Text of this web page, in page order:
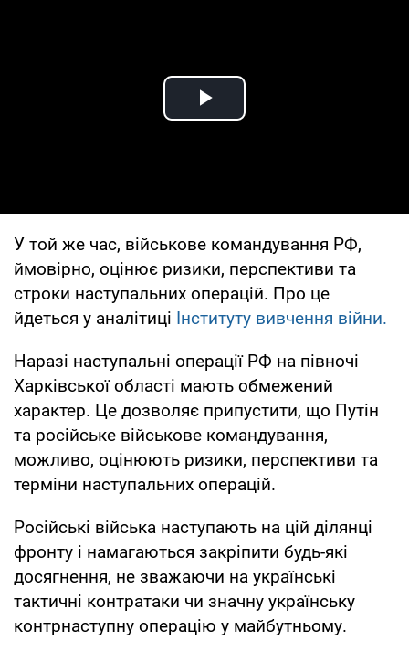
Play Video
У той же час, військове командування РФ,
ймовірно, оцінює ризики, перспективи та
строки наступальних операцій. Про це
йдеться у аналітиці Інституту вивчення війни.
Наразі наступальні операції РФ на півночі
Харківської області мають обмежений
характер. Це дозволяє припустити, що Путін
та російське військове командування,
можливо, оцінюють ризики, перспективи та
терміни наступальних операцій.
Російські війська наступають на цій ділянці
фронту і намагаються закріпити будь-які
досягнення, не зважаючи на українські
тактичні контратаки чи значну українську
контрнаступну операцію у майбутньому.